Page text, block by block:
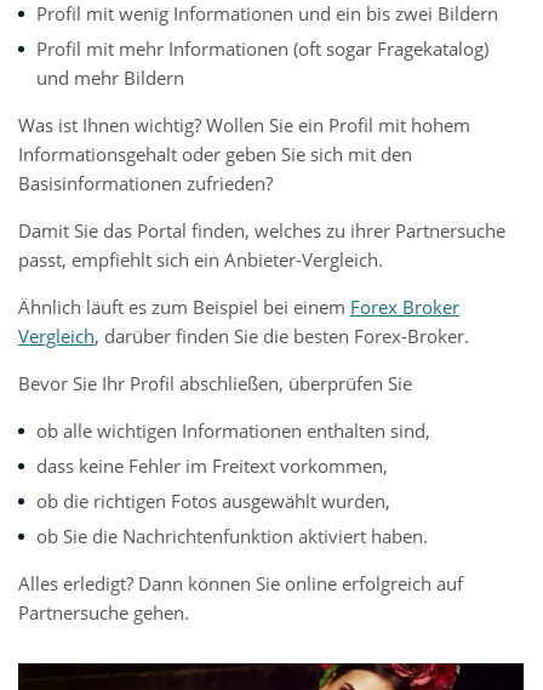
Profil mit wenig Informationen und ein bis zwei Bildern
Profil mit mehr Informationen (oft sogar Fragekatalog)
und mehr Bildern
Was ist Ihnen wichtig? Wollen Sie ein Profil mit hohem
Informationsgehalt oder geben Sie sich mit den
Basisinformationen zufrieden?
Damit Sie das Portal finden, welches zu ihrer Partnersuche
passt, empfiehlt sich ein Anbieter-Vergleich.
Ähnlich läuft es zum Beispiel bei einem Forex Broker
Vergleich, darüber finden Sie die besten Forex-Broker.
Bevor Sie Ihr Profil abschließen, überprüfen Sie
ob alle wichtigen Informationen enthalten sind,
dass keine Fehler im Freitext vorkommen,
ob die richtigen Fotos ausgewählt wurden,
ob Sie die Nachrichtenfunktion aktiviert haben.
Alles erledigt? Dann können Sie online erfolgreich auf
Partnersuche gehen.